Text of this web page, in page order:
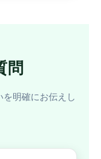
問
を明確にお伝えし